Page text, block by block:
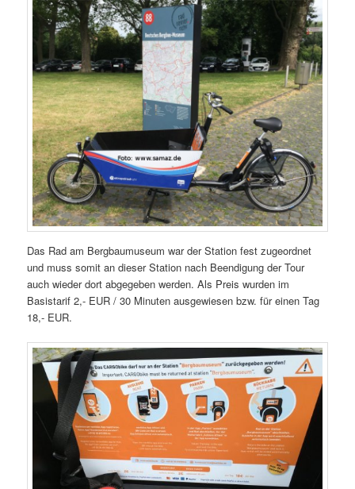
Das Rad am Bergbaumuseum war der Station fest zugeordnet
und muss somit an dieser Station nach Beendigung der Tour
auch wieder dort abgegeben werden. Als Preis wurden im
Basistarif 2,- EUR / 30 Minuten ausgewiesen bzw. für einen Tag
18,- EUR.